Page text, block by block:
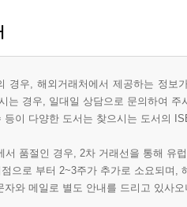
경우, 해외거래처에서 제공하는 정
는 경우, 일대일 상담으로 문의하여 주
등이 다양한 도서는 찾으시는 도서의
서 품절인 경우, 2차 거래선을 통해 유
으로 부터 2~3주가 추가로 소요되며,
자와 메일로 별도 안내를 드리고 있사